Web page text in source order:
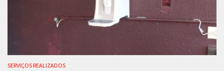
SERVIÇOS REALIZADOS